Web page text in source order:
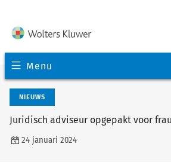
Menu
NIEUWS
Juridisch adviseur opgepakt voor
24 januari 2024